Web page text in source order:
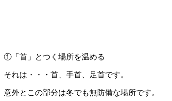
①「首」とつく場所を温める
それは・・・首、手首、足首です。
意外とこの部分は冬でも無防備な場所です。